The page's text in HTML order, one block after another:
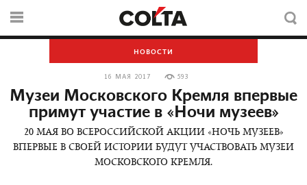
НОВОСТИ
16 МАЯ 2017 593
Музеи Московского Кремля впервые
примут участие в «Ночи музеев»
20 МАЯ ВО ВСЕРОССИЙСКОЙ АКЦИИ «НОЧЬ МУЗЕЕВ»
ВПЕРВЫЕ В СВОЕЙ ИСТОРИИ БУДУТ УЧАСТВОВАТЬ МУЗЕИ
МОСКОВСКОГО КРЕМЛЯ.